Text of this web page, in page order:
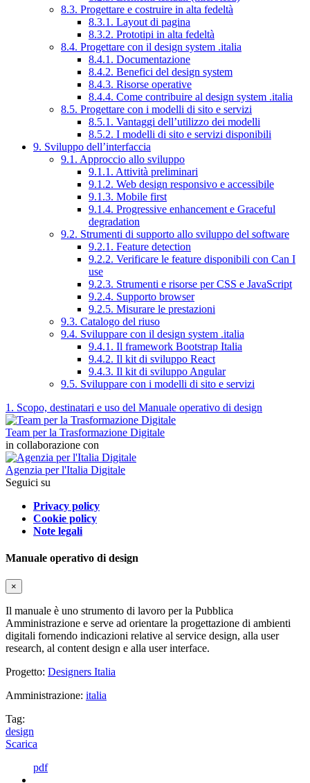
8.3. Progettare e costruire in alta fedeltà
8.3.1. Layout di pagina
8.3.2. Prototipi in alta fedeltà
8.4. Progettare con il design system .italia
8.4.1. Documentazione
8.4.2. Benefici del design system
8.4.3. Risorse operative
8.4.4. Come contribuire al design system .italia
8.5. Progettare con i modelli di sito e servizi
8.5.1. Vantaggi dell’utilizzo dei modelli
8.5.2. I modelli di sito e servizi disponibili
9. Sviluppo dell’interfaccia
9.1. Approccio allo sviluppo
9.1.1. Attività preliminari
9.1.2. Web design responsivo e accessibile
9.1.3. Mobile first
9.1.4. Progressive enhancement e Graceful
degradation
9.2. Strumenti di supporto allo sviluppo del software
9.2.1. Feature detection
9.2.2. Verificare le feature disponibili con Can I
use
9.2.3. Strumenti e risorse per CSS e JavaScript
9.2.4. Supporto browser
9.2.5. Misurare le prestazioni
9.3. Catalogo del riuso
9.4. Sviluppare con il design system .italia
9.4.1. Il framework Bootstrap Italia
9.4.2. Il kit di sviluppo React
9.4.3. Il kit di sviluppo Angular
9.5. Sviluppare con i modelli di sito e servizi
1. Scopo, destinatari e uso del Manuale operativo di design
Team per la Trasformazione Digitale
in collaborazione con
Agenzia per l'Italia Digitale
Seguici su
Privacy policy
Cookie policy
Note legali
Manuale operativo di design
×
Il manuale è uno strumento di lavoro per la Pubblica
Amministrazione e serve ad orientare la progettazione di ambienti
digitali fornendo indicazioni relative al service design, alla user
research, al content design e alla user interface.
Progetto: Designers Italia
Amministrazione: italia
Tag:
design
Scarica
pdf